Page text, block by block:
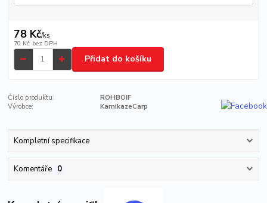
78 Kč/ks
70 Kč bez DPH
Přidat do košíku
Číslo produktu:
ROHBOIF
Výrobce:
KamikazeCarp
Kompletní specifikace
Komentáře 0